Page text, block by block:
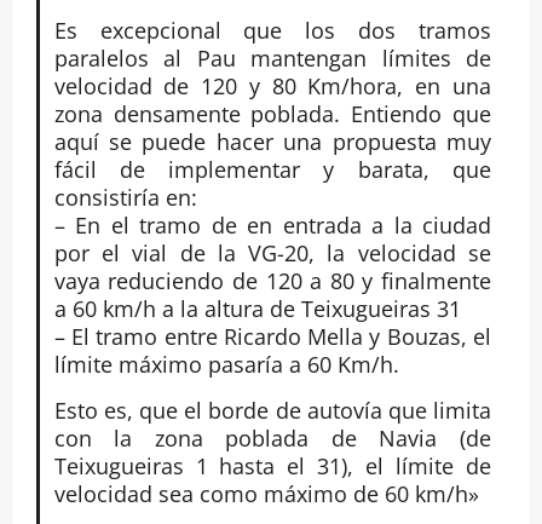
Es excepcional que los dos tramos
paralelos al Pau mantengan límites de
velocidad de 120 y 80 Km/hora, en una
zona densamente poblada. Entiendo que
aquí se puede hacer una propuesta muy
fácil de implementar y barata, que
consistiría en:
– En el tramo de en entrada a la ciudad
por el vial de la VG-20, la velocidad se
vaya reduciendo de 120 a 80 y finalmente
a 60 km/h a la altura de Teixugueiras 31
– El tramo entre Ricardo Mella y Bouzas, el
límite máximo pasaría a 60 Km/h.
Esto es, que el borde de autovía que limita
con la zona poblada de Navia (de
Teixugueiras 1 hasta el 31), el límite de
velocidad sea como máximo de 60 km/h»